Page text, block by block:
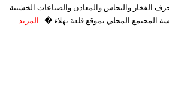
الفخار والنحاس والمعادن والصناعات الخشبية
المجتمع المحلي بموقع قلعة بهلاء �... المزيد